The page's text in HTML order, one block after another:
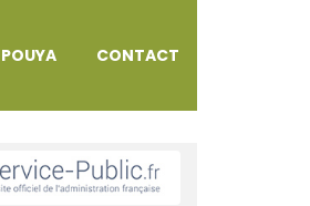
CONTACT